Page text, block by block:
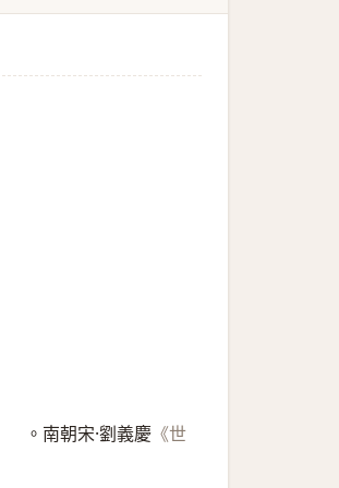
。南朝宋·劉義慶 《世